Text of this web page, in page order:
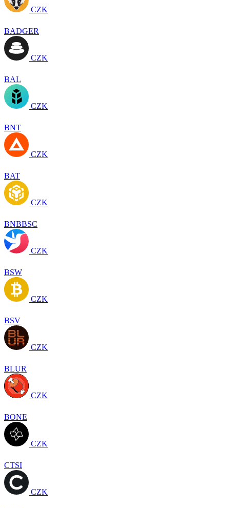
CZK
BADGER
CZK
BAL
CZK
BNT
CZK
BAT
CZK
BNBBSC
CZK
BSW
CZK
BSV
CZK
BLUR
CZK
BONE
CZK
CTSI
CZK